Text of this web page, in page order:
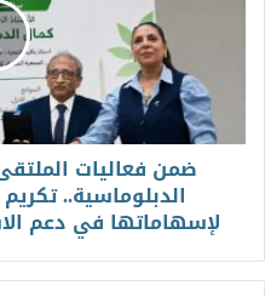
ضمن فعاليات
الدبلوماسية..
لإسهاماتها في دعم